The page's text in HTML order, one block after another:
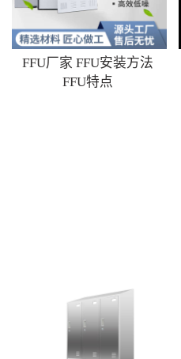
FFU厂家 FFU安装方法
FFU特点